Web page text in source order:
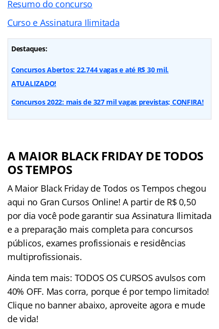
Resumo do concurso
Curso e Assinatura Ilimitada
Destaques:
Concursos Abertos: 22.744 vagas e até R$ 30 mil.
ATUALIZADO!
Concursos 2022: mais de 327 mil vagas previstas; CONFIRA!
A MAIOR BLACK FRIDAY DE TODOS
OS TEMPOS
A Maior Black Friday de Todos os Tempos chegou
aqui no Gran Cursos Online! A partir de R$ 0,50
por dia você pode garantir sua Assinatura Ilimitada
e a preparação mais completa para concursos
públicos, exames profissionais e residências
multiprofissionais.
Ainda tem mais: TODOS OS CURSOS avulsos com
40% OFF. Mas corra, porque é por tempo limitado!
Clique no banner abaixo, aproveite agora e mude
de vida!